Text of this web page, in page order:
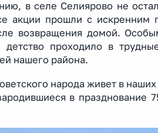
в селе Селиярово не
акции прошли с искренним
возвращения домой.
детство проходило в
нашего района.
народа живет в
в празднование